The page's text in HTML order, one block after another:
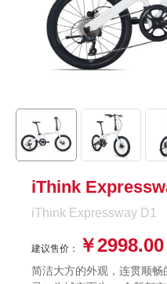
iThink
iThink Expressway D1
建议售价： ￥2998.00
简洁大方的外观，连贯顺